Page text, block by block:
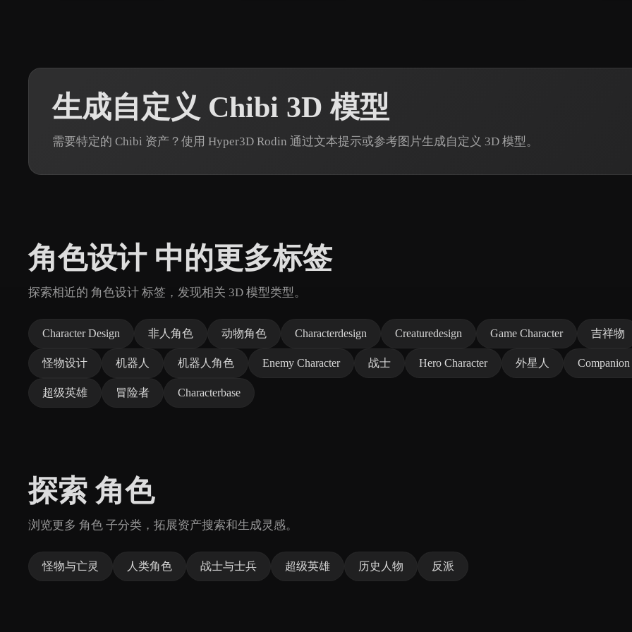
生成自定义 Chibi 3D 模型
需要特定的 Chibi 资产？使用 Hyper3D Rodin 通过文本提示或参考图片生成自定义 3D 模型。
角色设计 中的更多标签
探索相近的 角色设计 标签，发现相关 3D 模型类型。
Character Design 非人角色 动物角色 Characterdesign Creaturedesign Game Character 吉祥物
怪物设计 机器人 机器人角色 Enemy Character 战士 Hero Character 外星人
超级英雄 冒险者 Characterbase
探索 角色
浏览更多 角色 子分类，拓展资产搜索和生成灵感。
怪物与亡灵 人类角色 战士与士兵 超级英雄 历史人物 反派